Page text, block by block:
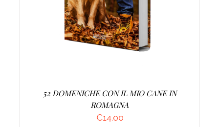
52 DOMENICHE CON IL MIO CANE IN
ROMAGNA
€14.00